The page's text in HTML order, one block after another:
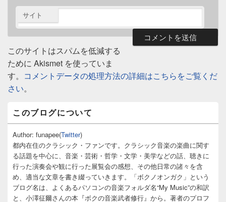
サイト
このサイトはスパムを低減する
ために Akismet を使っていま
す。 コメントデータの処理方法の詳細はこちらをご覧くだ
さい。
ン
サ
イ
バ
ー
ウ
ィ
このブログについて
Author: funapee(Twitter)
都内在住のクラシック・ファンです。クラシック音楽の楽曲に関す
る話題を中心に、音楽・芸術・哲学・文学・美学などの話、聴きに
行った演奏会や観に行った展覧会の感想、その他日常の諸々を含
め、適当な文章を書き綴っていきます。「ボクノオンガク」という
ブログ名は、よくあるパソコンの音楽フォルダ名“My Music”の和訳
と、小澤征爾さんの本『ボクの音楽武者修行』から。著者のプロフ